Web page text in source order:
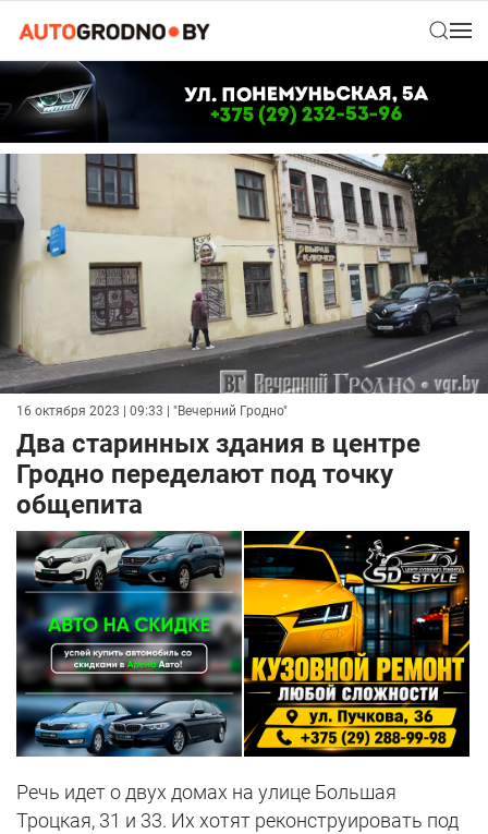
16 октября 2023 | 09:33 | "Вечерний Гродно"
Два старинных здания в центре
Гродно переделают под точку
общепита
Речь идет о двух домах на улице Большая
Троцкая, 31 и 33. Их хотят реконструировать под